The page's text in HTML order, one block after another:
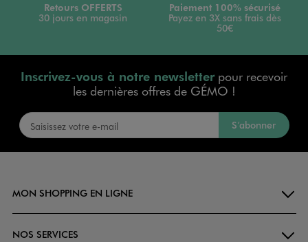
Retours OFFERTS
30 jours en magasin
Paiement 100% sécurisé
Payez en 3X sans frais dès
50€
Inscrivez-vous à notre newsletterpour recevoir
les dernières offres de GÉMO !
S’abonner
MON SHOPPING EN LIGNE
NOS SERVICES